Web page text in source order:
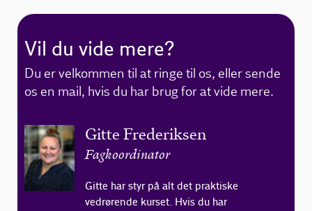
Vil du vide mere?
Du er velkommen til at ringe til os, eller sende
os en mail, hvis du har brug for at vide mere.
Gitte Frederiksen
Fagkoordinator
Gitte har styr på alt det praktiske
vedrørende kurset. Hvis du har